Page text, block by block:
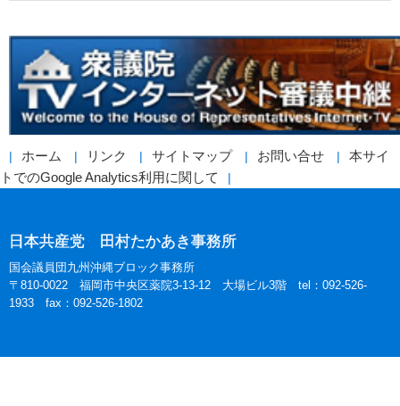
ホーム リンク サイトマップ お問い合せ
本サイ
トでのGoogle Analytics利用に関して
日本共産党 田村たかあき事務所
国会議員団九州沖縄ブロック事務所
〒810-0022 福岡市中央区薬院3-13-12 大場ビル3階 tel：092-526-
1933 fax：092-526-1802